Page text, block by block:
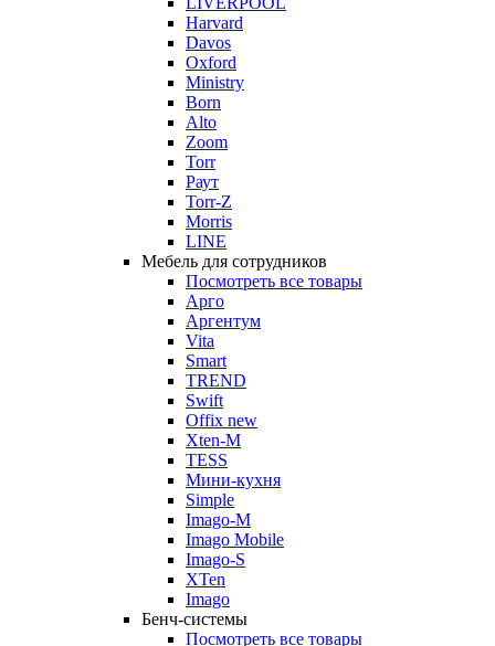
Harvard
Davos
Oxford
Ministry
Born
Alto
Zoom
Torr
Раут
Torr-Z
Morris
LINE
Мебель для сотрудников
Посмотреть все товары
Арго
Аргентум
Vita
Smart
TREND
Swift
Offix new
Xten-M
TESS
Мини-кухня
Simple
Imago-M
Imago Mobile
Imago-S
XTen
Imago
Бенч-системы
Посмотреть все товары